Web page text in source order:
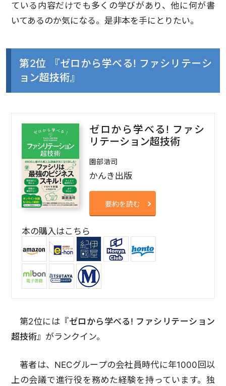
ている内容だけでも多くの学びがあり、他に何が書
いてあるのか気になる。是非本を手にとりたい。
第2位 『ゼロから学べる! ファシリテーシ
ョン超技術』
ゼロから学べる! ファシ
リテーション超技術
園部浩司
かんき出版
要約を読む
本の購入はこちら
第2位には『ゼロから学べる! ファシリテーション
超技術』がランクイン。
著者は、NECグループの会社員時代に年1000回以
上の会議で進行役を務めた経験を持っています。独